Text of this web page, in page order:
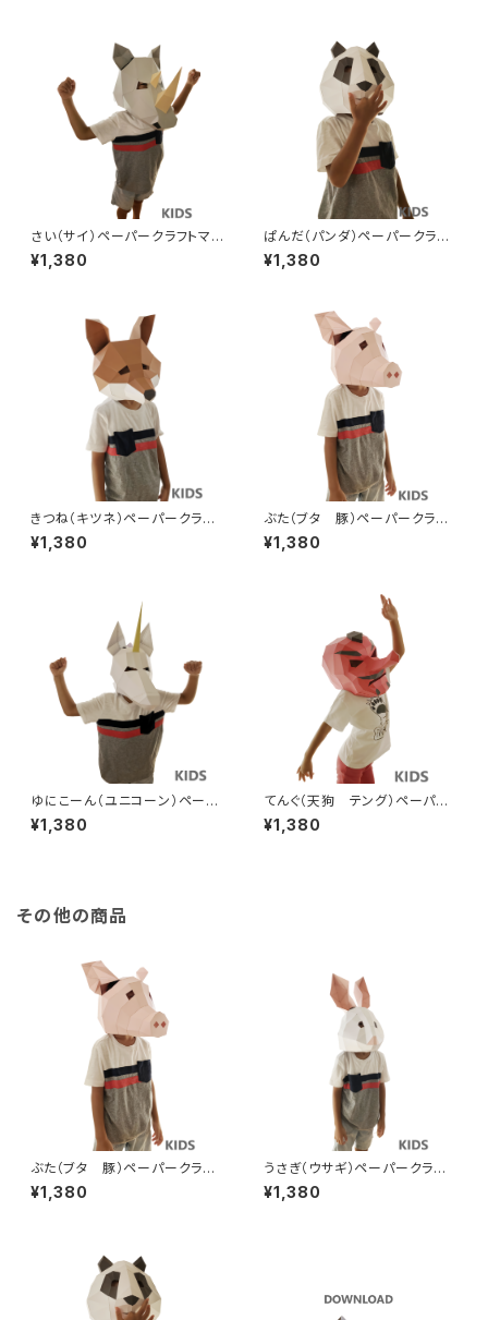
さい（サイ）ペーパークラフトマス
ク【子供用】かぶりもの 手作り
人気動物シリーズ かぶれます
percraft For Kids DIY
¥1,380
ぱんだ（パンダ）ペーパークラフ
トマスク【子供用】かぶりもの
手作り人気動物シリーズ かぶ
k Papercraft For Kids DIY
¥1,380
きつね（キツネ）ペーパークラフ
トマスク【子供用】かぶりもの
手作り人気動物シリーズ かぶ
Papercraft For Kids DIY
¥1,380
ぶた（ブタ 豚）ペーパークラフ
トマスク【子供用】かぶりもの
手作り人気動物シリーズ かぶ
Papercraft For Kids DIY
¥1,380
ゆにこーん（ユニコーン）ペーパ
ークラフトマスク【子供用】かぶ
りもの 手作り人気動物シリー
¥1,380
てんぐ（天狗 テング）ペーパー
クラフトマスク【子供用】かぶりも
の 手作り人気動物シリーズ
¥1,380
その他の商品
ぶた（ブタ 豚）ペーパークラフ
トマスク【子供用】かぶりもの
手作り人気動物シリーズ かぶ
¥1,380
うさぎ（ウサギ）ペーパークラフト
マスク【子供用】かぶりもの 手
作り人気動物シリーズ かぶれ
¥1,380